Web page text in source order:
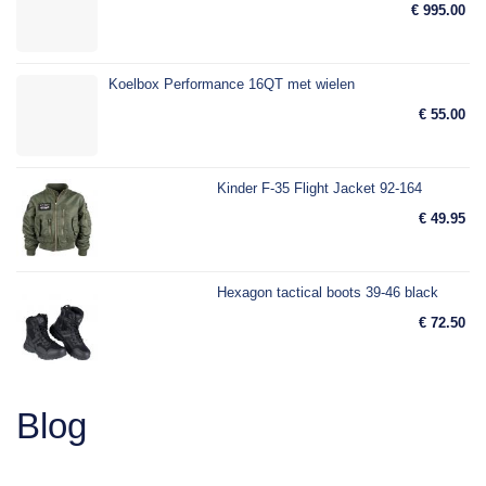
€ 995.00
Koelbox Performance 16QT met wielen
€ 55.00
Kinder F-35 Flight Jacket 92-164
€ 49.95
Hexagon tactical boots 39-46 black
€ 72.50
Blog